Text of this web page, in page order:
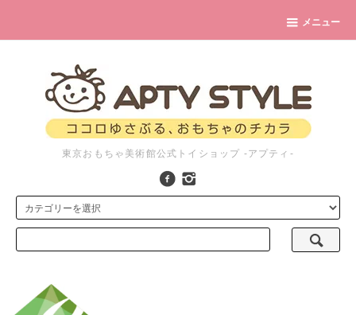
メニュー
東京おもちゃ美術館公式トイショップ -アプティ-